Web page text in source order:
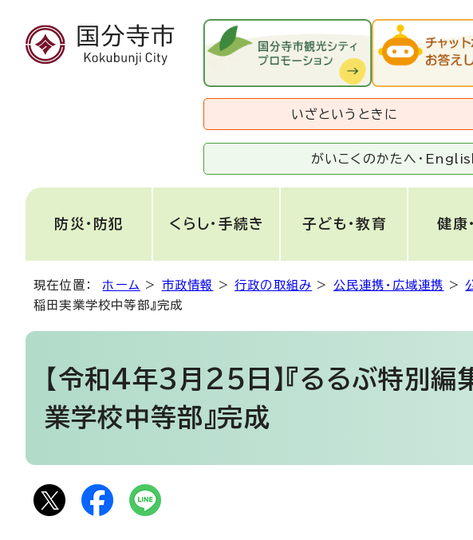
いざというときに
がいこくのかたへ・
防災・防犯 くらし・手続き 子ども・教育 健康
現在位置： ホーム > 市政情報 >行政の取組み > 公民連携・広域連携 >
稲田実業学校中等部』完成
【令和4年3月25日】『るるぶ特
業学校中等部』完成